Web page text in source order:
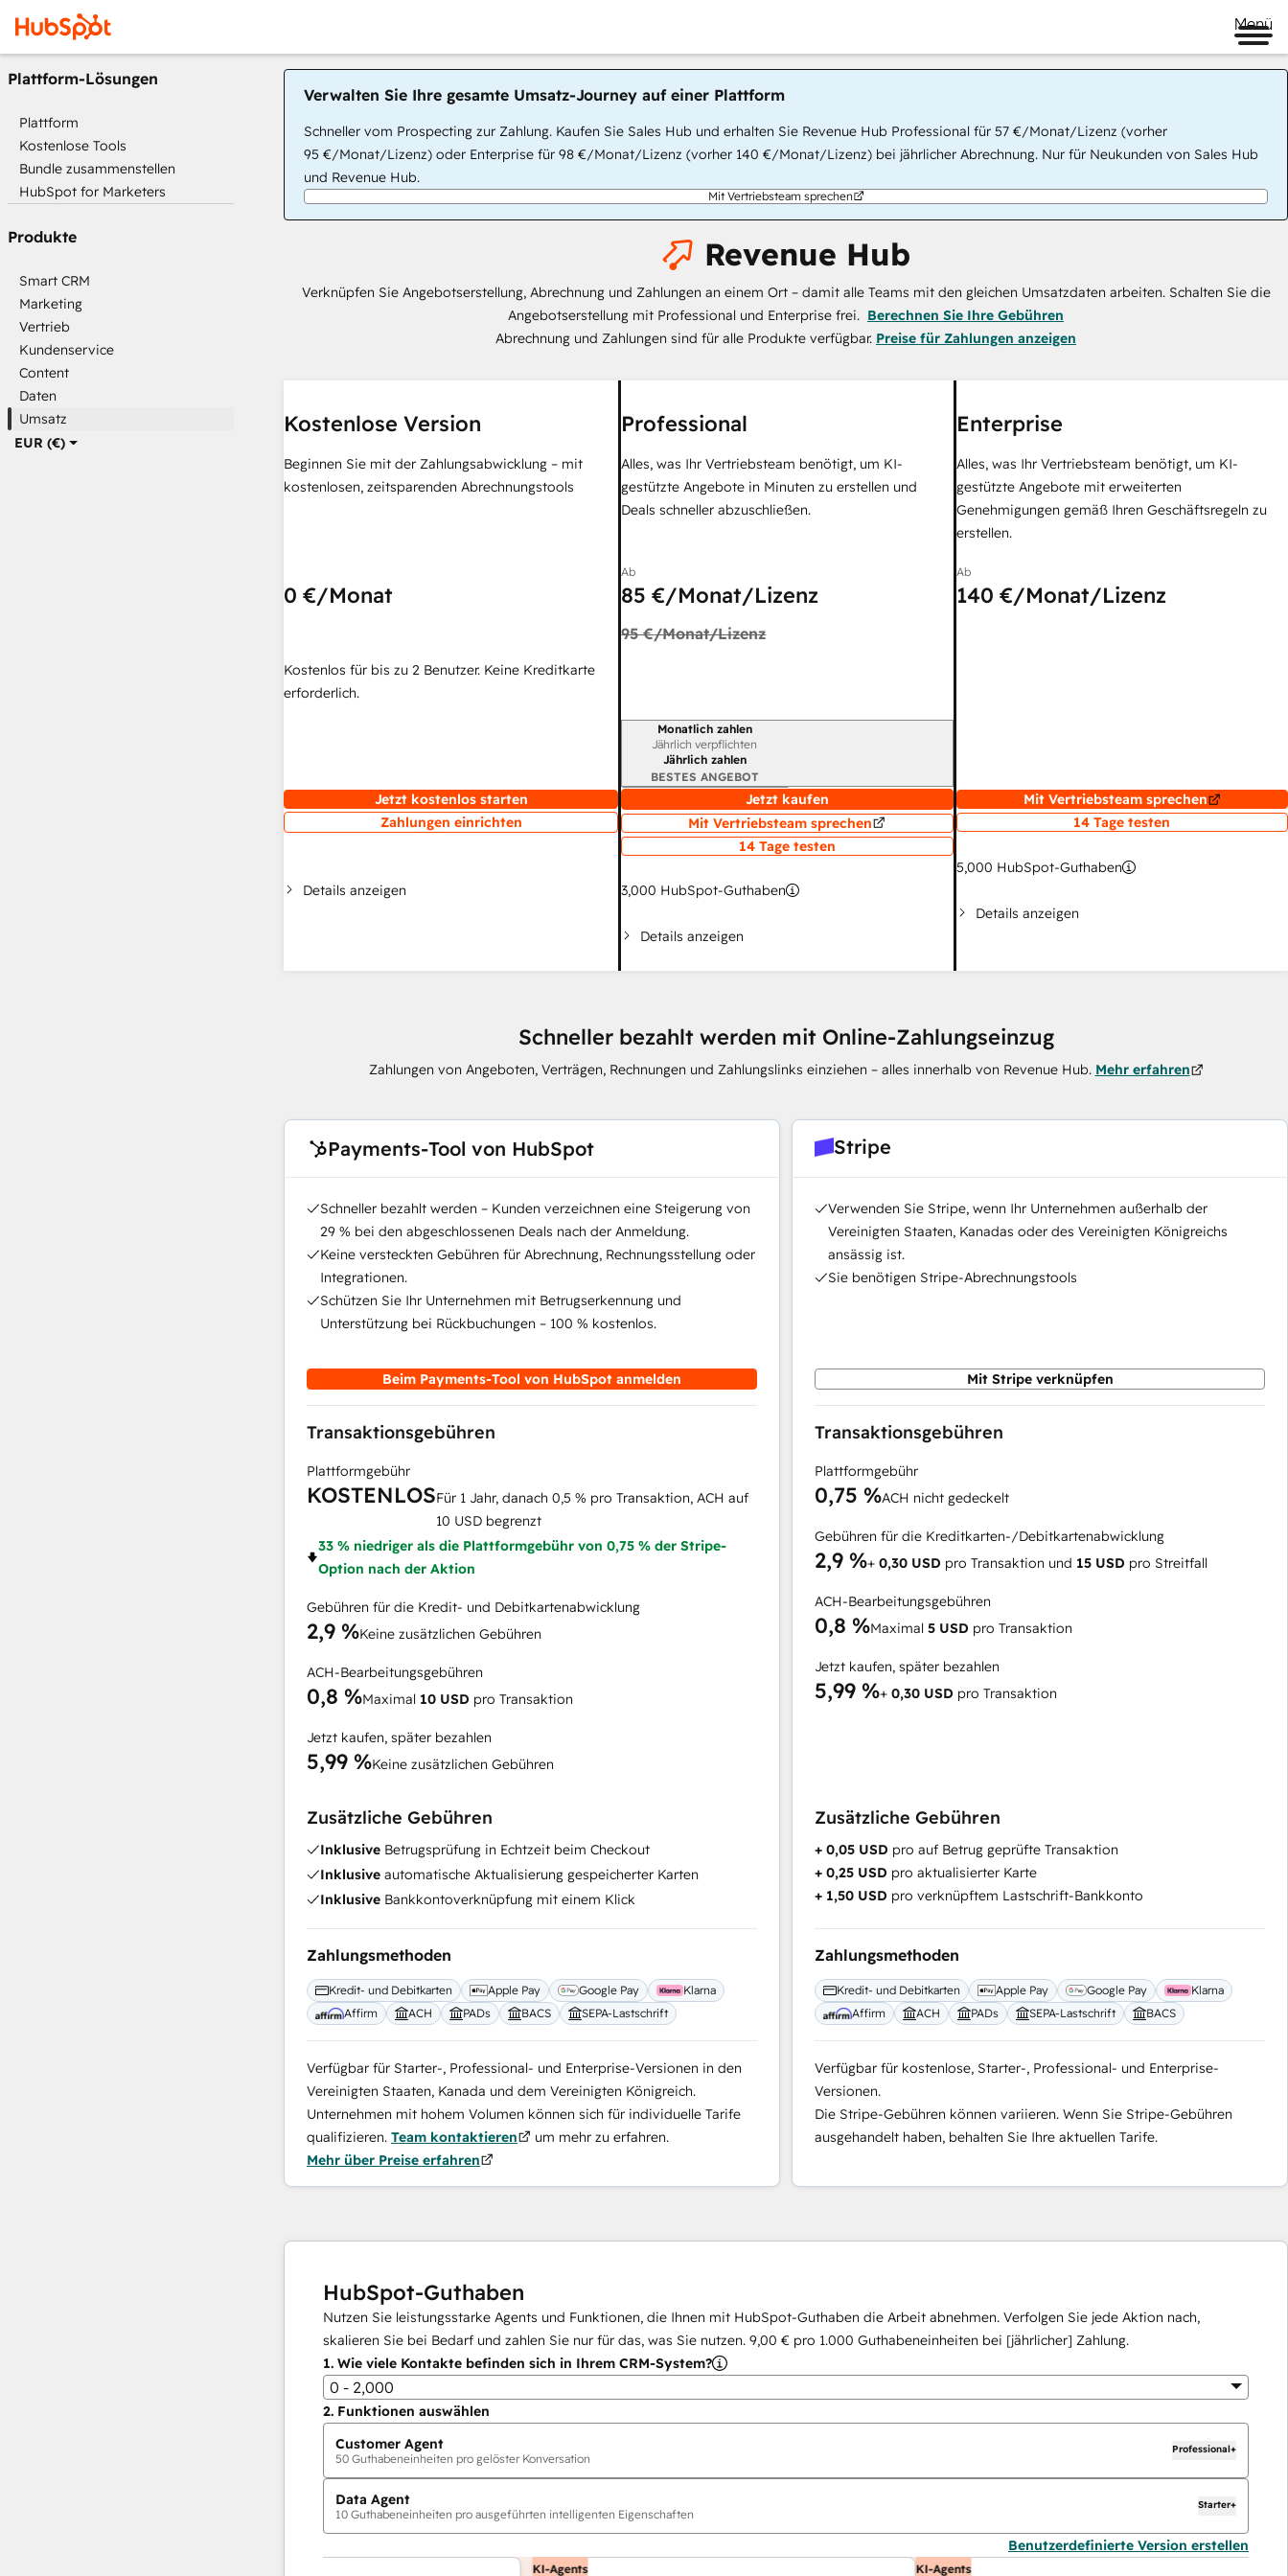
Menü
EUR (€)
Plattform-Lösungen
Plattform
Kostenlose Tools
Bundle zusammenstellen
HubSpot for Marketers
Produkte
Smart CRM
Marketing
Vertrieb
Kundenservice
Content
Daten
Umsatz
Verwalten Sie Ihre gesamte Umsatz-Journey auf einer Plattform
Schneller vom Prospecting zur Zahlung. Kaufen Sie Sales Hub und erhalten Sie Revenue Hub Professional für 57 €/Monat/Lizenz (vorher
95 €/Monat/Lizenz) oder Enterprise für 98 €/Monat/Lizenz (vorher 140 €/Monat/Lizenz) bei jährlicher Abrechnung. Nur für Neukunden von Sales Hub
und Revenue Hub.
Mit Vertriebsteam sprechen
Revenue Hub
Verknüpfen Sie Angebotserstellung, Abrechnung und Zahlungen an einem Ort – damit alle Teams mit den gleichen Umsatzdaten arbeiten. Schalten Sie die
Angebotserstellung mit Professional und Enterprise frei. Berechnen Sie Ihre Gebühren
Abrechnung und Zahlungen sind für alle Produkte verfügbar. Preise für Zahlungen anzeigen
Kostenlose Version
Beginnen Sie mit der Zahlungsabwicklung – mit
kostenlosen, zeitsparenden Abrechnungstools
0 €/Monat
Kostenlos für bis zu 2 Benutzer. Keine Kreditkarte
erforderlich.
Jetzt kostenlos starten
Zahlungen einrichten
Details anzeigen
Professional
Alles, was Ihr Vertriebsteam benötigt, um KI-
gestützte Angebote in Minuten zu erstellen und
Deals schneller abzuschließen.
Ab
85 €/Monat/Lizenz
95 €/Monat/Lizenz
Abrechnungszeitraum
Monatlich zahlen
Jährlich verpflichten
Jährlich zahlen
BESTES ANGEBOT
Jetzt kaufen
Mit Vertriebsteam sprechen
14 Tage testen
3,000 HubSpot-Guthaben
Details anzeigen
Enterprise
Alles, was Ihr Vertriebsteam benötigt, um KI-
gestützte Angebote mit erweiterten
Genehmigungen gemäß Ihren Geschäftsregeln zu
erstellen.
Ab
140 €/Monat/Lizenz
Mit Vertriebsteam sprechen
14 Tage testen
5,000 HubSpot-Guthaben
Details anzeigen
Schneller bezahlt werden mit Online-Zahlungseinzug
Zahlungen von Angeboten, Verträgen, Rechnungen und Zahlungslinks einziehen – alles innerhalb von Revenue Hub. Mehr erfahren
Payments-Tool von HubSpot Stripe
Schneller bezahlt werden – Kunden verzeichnen eine Steigerung von
29 % bei den abgeschlossenen Deals nach der Anmeldung.
Keine versteckten Gebühren für Abrechnung, Rechnungsstellung oder
Integrationen.
Schützen Sie Ihr Unternehmen mit Betrugserkennung und
Unterstützung bei Rückbuchungen – 100 % kostenlos.
Verwenden Sie Stripe, wenn Ihr Unternehmen außerhalb der
Vereinigten Staaten, Kanadas oder des Vereinigten Königreichs
ansässig ist.
Sie benötigen Stripe-Abrechnungstools
Beim Payments-Tool von HubSpot anmelden Mit Stripe verknüpfen
Transaktionsgebühren
Plattformgebühr
KOSTENLOSFür 1 Jahr, danach 0,5 % pro Transaktion, ACH auf
10 USD begrenzt
33 % niedriger als die Plattformgebühr von 0,75 % der Stripe-
Option nach der Aktion
Gebühren für die Kredit- und Debitkartenabwicklung
2,9 %Keine zusätzlichen Gebühren
ACH-Bearbeitungsgebühren
0,8 %Maximal 10 USD pro Transaktion
Jetzt kaufen, später bezahlen
5,99 %Keine zusätzlichen Gebühren
Transaktionsgebühren
Plattformgebühr
0,75 %ACH nicht gedeckelt
Gebühren für die Kreditkarten-/Debitkartenabwicklung
2,9 %+ 0,30 USD pro Transaktion und 15 USD pro Streitfall
ACH-Bearbeitungsgebühren
0,8 %Maximal 5 USD pro Transaktion
Jetzt kaufen, später bezahlen
5,99 %+ 0,30 USD pro Transaktion
Zusätzliche Gebühren
Inklusive Betrugsprüfung in Echtzeit beim Checkout
Inklusive automatische Aktualisierung gespeicherter Karten
Inklusive Bankkontoverknüpfung mit einem Klick
Zusätzliche Gebühren
+ 0,05 USD pro auf Betrug geprüfte Transaktion
+ 0,25 USD pro aktualisierter Karte
+ 1,50 USD pro verknüpftem Lastschrift-Bankkonto
Zahlungsmethoden
Kredit- und Debitkarten Apple Pay Google Pay
Klarna
Affirm
ACH PADs BACS SEPA-Lastschrift
Zahlungsmethoden
Kredit- und Debitkarten Apple Pay Google Pay
Klarna
Affirm
ACH PADs SEPA-Lastschrift BACS
Verfügbar für Starter-, Professional- und Enterprise-Versionen in den
Vereinigten Staaten, Kanada und dem Vereinigten Königreich.
Unternehmen mit hohem Volumen können sich für individuelle Tarife
qualifizieren. Team kontaktieren
um mehr zu erfahren.
Mehr über Preise erfahren
Verfügbar für kostenlose, Starter-, Professional- und Enterprise-
Versionen.
Die Stripe-Gebühren können variieren. Wenn Sie Stripe-Gebühren
ausgehandelt haben, behalten Sie Ihre aktuellen Tarife.
HubSpot-Guthaben
Nutzen Sie leistungsstarke Agents und Funktionen, die Ihnen mit HubSpot-Guthaben die Arbeit abnehmen. Verfolgen Sie jede Aktion nach,
skalieren Sie bei Bedarf und zahlen Sie nur für das, was Sie nutzen. 9,00 € pro 1.000 Guthabeneinheiten bei [jährlicher] Zahlung.
1. Wie viele Kontakte befinden sich in Ihrem CRM-System?
0 - 2,000
2. Funktionen auswählen
Customer Agent
50 Guthabeneinheiten pro gelöster Konversation
Professional+
Data Agent
10 Guthabeneinheiten pro ausgeführten intelligenten Eigenschaften
Starter+
Benutzerdefinierte Version erstellen
KI-Agents KI-Agents